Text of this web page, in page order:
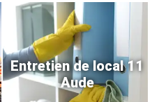
Entretien de local 11
Aude